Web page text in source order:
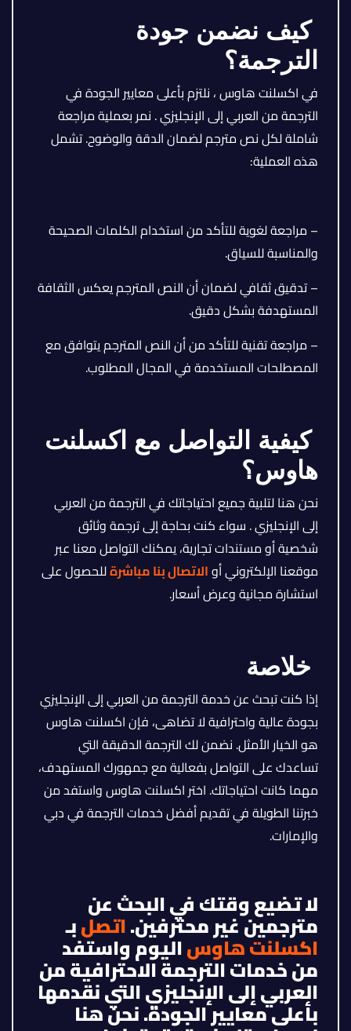
كيف نضمن جودة
الترجمة؟
في اكسلنت هاوس ، نلتزم بأعلى معايير الجودة في
الترجمة من العربي إلى الإنجليزي . نمر بعملية مراجعة
شاملة لكل نص مترجم لضمان الدقة والوضوح. تشمل
هذه العملية:
– مراجعة لغوية للتأكد من استخدام الكلمات الصحيحة
والمناسبة للسياق.
– تدقيق ثقافي لضمان أن النص المترجم يعكس الثقافة
المستهدفة بشكل دقيق.
– مراجعة تقنية للتأكد من أن النص المترجم يتوافق مع
المصطلحات المستخدمة في المجال المطلوب.
كيفية التواصل مع اكسلنت
هاوس؟
نحن هنا لتلبية جميع احتياجاتك في الترجمة من العربي
إلى الإنجليزي . سواء كنت بحاجة إلى ترجمة وثائق
شخصية أو مستندات تجارية، يمكنك التواصل معنا عبر
موقعنا الإلكتروني أوالاتصال بنا مباشرةللحصول على
استشارة مجانية وعرض أسعار.
خلاصة
إذا كنت تبحث عن خدمة الترجمة من العربي إلى الإنجليزي
بجودة عالية واحترافية لا تضاهى، فإن اكسلنت هاوس
هو الخيار الأمثل. نضمن لك الترجمة الدقيقة التي
تساعدك على التواصل بفعالية مع جمهورك المستهدف،
مهما كانت احتياجاتك. اختر اكسلنت هاوس واستفد من
خبرتنا الطويلة في تقديم أفضل خدمات الترجمة في دبي
والإمارات.
لا تضيع وقتك في البحث عن
مترجمين غير محترفين.اتصلبـ
اكسلنت هاوساليوم واستفد
من خدمات الترجمة الاحترافية من
العربي إلى الإنجليزي التي نقدمها
بأعلى معايير الجودة. نحن هنا